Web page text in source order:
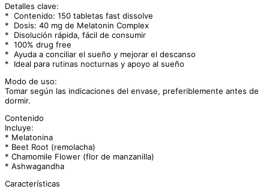
Detalles clave:
* Contenido: 150 tabletas fast dissolve
* Dosis: 40 mg de Melatonin Complex
* Disolución rápida, fácil de consumir
* 100% drug free
* Ayuda a conciliar el sueño y mejorar el descanso
* Ideal para rutinas nocturnas y apoyo al sueño
Modo de uso:
Tomar según las indicaciones del envase, preferiblemente antes de
dormir.
Contenido
Incluye:
* Melatonina
* Beet Root (remolacha)
* Chamomile Flower (flor de manzanilla)
* Ashwagandha
Características